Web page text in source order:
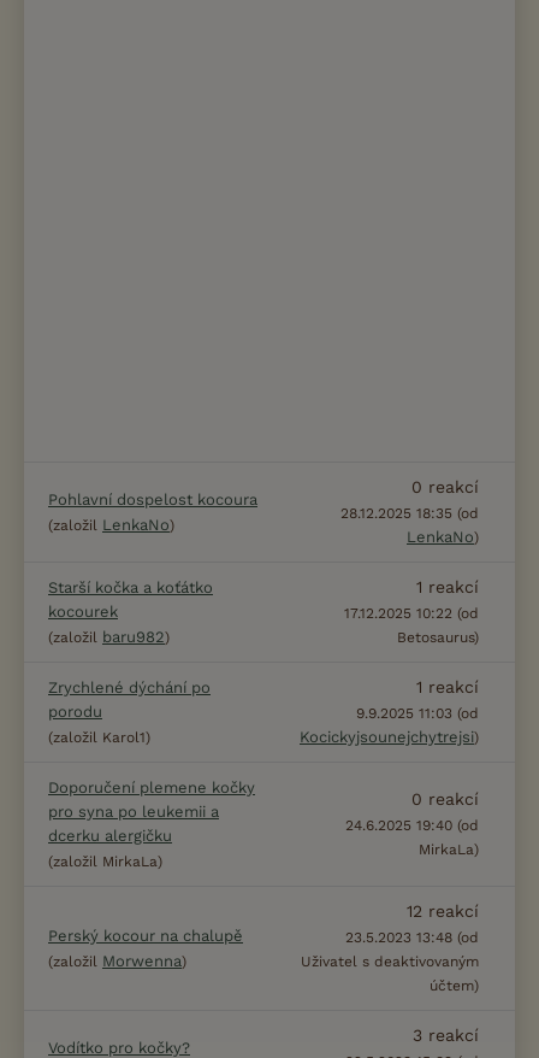
Pohlavní dospelost kocoura
(založil LenkaNo)
0 reakcí
28.12.2025 18:35 (od
LenkaNo)
Starší kočka a koťátko
kocourek
(založil baru982)
1 reakcí
17.12.2025 10:22 (od
Betosaurus)
Zrychlené dýchání po
porodu
(založil Karol1)
1 reakcí
9.9.2025 11:03 (od
Kocickyjsounejchytrejsi)
Doporučení plemene kočky
pro syna po leukemii a
dcerku alergičku
(založil MirkaLa)
0 reakcí
24.6.2025 19:40 (od
MirkaLa)
Perský kocour na chalupě
(založil Morwenna)
12 reakcí
23.5.2023 13:48 (od
Uživatel s deaktivovaným
účtem)
Vodítko pro kočky?
3 reakcí